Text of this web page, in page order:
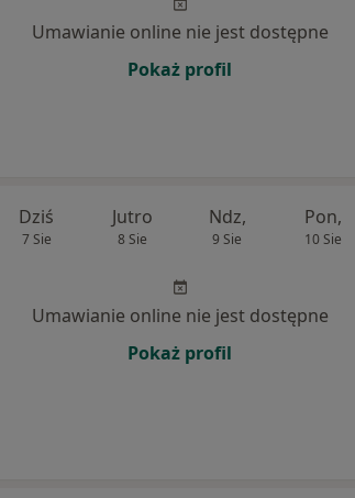
Umawianie online nie jest dostępne
Pokaż profil
Dziś
7 Sie
Jutro
8 Sie
Ndz,
9 Sie
Pon,
10 Sie
Umawianie online nie jest dostępne
Pokaż profil